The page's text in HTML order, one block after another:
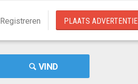
Registreren PLAATS ADVERTENTIE
VIND